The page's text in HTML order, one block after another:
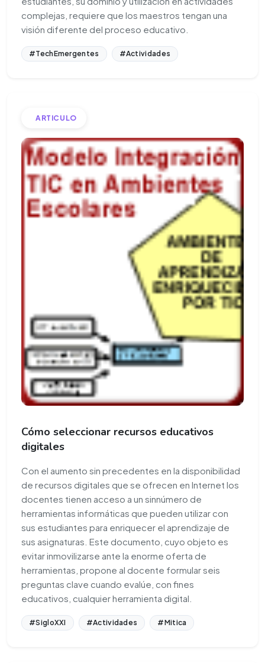
complejas, requiere que los maestros tengan una
visión diferente del proceso educativo.
#TechEmergentes #Actividades
ARTICULO
Cómo seleccionar recursos educativos
digitales
Con el aumento sin precedentes en la disponibilidad
de recursos digitales que se ofrecen en Internet los
docentes tienen acceso a un sinnúmero de
herramientas informáticas que pueden utilizar con
sus estudiantes para enriquecer el aprendizaje de
sus asignaturas. Este documento, cuyo objeto es
evitar inmovilizarse ante la enorme oferta de
herramientas, propone al docente formular seis
preguntas clave cuando evalúe, con fines
educativos, cualquier herramienta digital.
#SigloXXI #Actividades #Mitica